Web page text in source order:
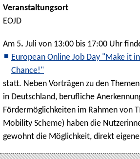
Veranstaltungsort
EOJD
Am 5. Juli von 13:00 bis 17:00 Uhr
European Online Job Day "Make it
Chance!"
statt. Neben Vorträgen zu den
in Deutschland, berufliche
Fördermöglichkeiten im Rahmen von
Mobility Scheme) haben die
gewohnt die Möglichkeit, direkt